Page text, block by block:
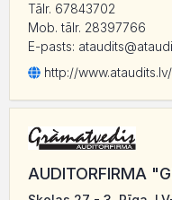
Tālr. 67843702
Mob. tālr. 28397766
E-pasts:
http://www.ataudits.lv/
AUDITORFIRMA